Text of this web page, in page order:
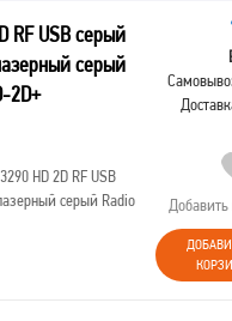
RF USB серый
серый
2D+
HD 2D RF USB
серый Radio